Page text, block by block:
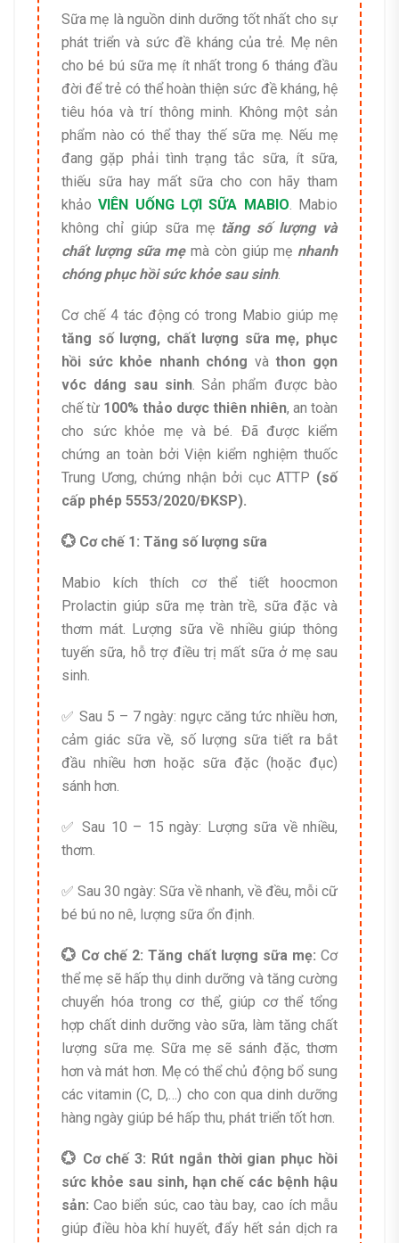
Sữa mẹ là nguồn dinh dưỡng tốt nhất cho sự
phát triển và sức đề kháng của trẻ. Mẹ nên
cho bé bú sữa mẹ ít nhất trong 6 tháng đầu
đời để trẻ có thể hoàn thiện sức đề kháng, hệ
tiêu hóa và trí thông minh. Không một sản
phẩm nào có thể thay thế sữa mẹ. Nếu mẹ
đang gặp phải tình trạng tắc sữa, ít sữa,
thiếu sữa hay mất sữa cho con hãy tham
khảoVIÊN UỐNG LỢI SỮA MABIO. Mabio
không chỉ giúp sữa mẹ tăng số lượng và
chất lượng sữa mẹmà còn giúp mẹ nhanh
chóng phục hồi sức khỏe sau sinh.
Cơ chế 4 tác động có trong Mabio giúp mẹ
tăng số lượng, chất lượng sữa mẹ, phục
hồi sức khỏe nhanh chóng vàthon gọn
vóc dáng sau sinh. Sản phẩm được bào
chế từ 100% thảo dược thiên nhiên, an toàn
cho sức khỏe mẹ và bé. Đã được kiểm
chứng an toàn bởi Viện kiểm nghiệm thuốc
Trung Ương, chứng nhận bởi cục ATTP (số
cấp phép 5553/2020/ĐKSP).
💮 Cơ chế 1: Tăng số lượng sữa
Mabio kích thích cơ thể tiết hoocmon
Prolactin giúp sữa mẹ tràn trề, sữa đặc và
thơm mát. Lượng sữa về nhiều giúp thông
tuyến sữa, hỗ trợ điều trị mất sữa ở mẹ sau
sinh.
✅ Sau 5 – 7 ngày: ngực căng tức nhiều hơn,
cảm giác sữa về, số lượng sữa tiết ra bắt
đầu nhiều hơn hoặc sữa đặc (hoặc đục)
sánh hơn.
✅ Sau 10 – 15 ngày: Lượng sữa về nhiều,
thơm.
✅ Sau 30 ngày: Sữa về nhanh, về đều, mỗi cữ
bé bú no nê, lượng sữa ổn định.
💮 Cơ chế 2: Tăng chất lượng sữa mẹ: Cơ
thể mẹ sẽ hấp thụ dinh dưỡng và tăng cường
chuyển hóa trong cơ thể, giúp cơ thể tổng
hợp chất dinh dưỡng vào sữa, làm tăng chất
lượng sữa mẹ. Sữa mẹ sẽ sánh đặc, thơm
hơn và mát hơn. Mẹ có thể chủ động bổ sung
các vitamin (C, D,…) cho con qua dinh dưỡng
hàng ngày giúp bé hấp thu, phát triển tốt hơn.
💮 Cơ chế 3: Rút ngắn thời gian phục hồi
sức khỏe sau sinh, hạn chế các bệnh hậu
sản: Cao biển súc, cao tàu bay, cao ích mẫu
giúp điều hòa khí huyết, đẩy hết sản dịch ra